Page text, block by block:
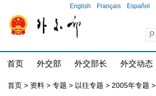
English Français Español
首页 外交部 外交部长 外交动态
首页 > 资料 > 专题 > 以往专题 > 2005年专题 >